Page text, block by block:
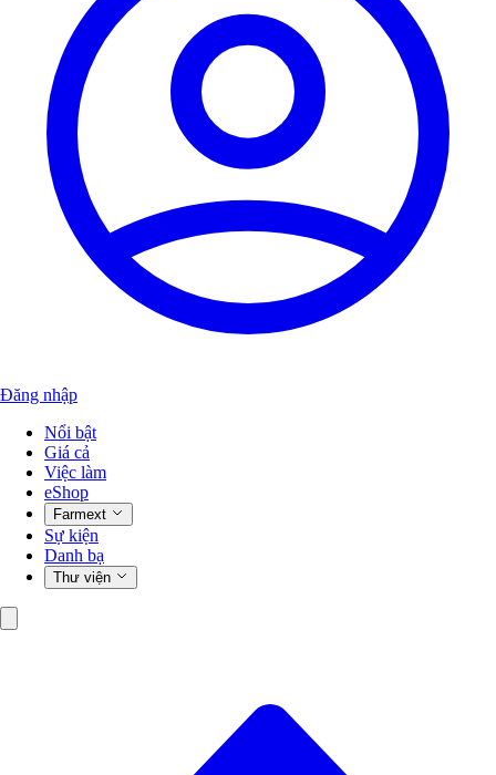
Đăng nhập
Nổi bật
Giá cả
Việc làm
eShop
Farmext
Sự kiện
Danh bạ
Thư viện